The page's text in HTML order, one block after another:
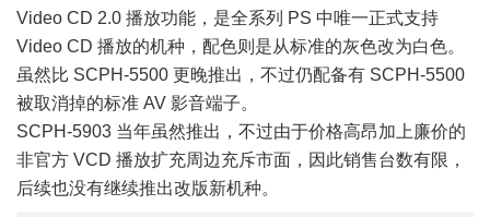
Video CD 2.0 播放功能，是全系列 PS 中唯一正式支持
Video CD 播放的机种，配色则是从标准的灰色改为白色。
虽然比 SCPH-5500 更晚推出，不过仍配备有 SCPH-5500
被取消掉的标准 AV 影音端子。
SCPH-5903 当年虽然推出，不过由于价格高昂加上廉价的
非官方 VCD 播放扩充周边充斥市面，因此销售台数有限，
后续也没有继续推出改版新机种。